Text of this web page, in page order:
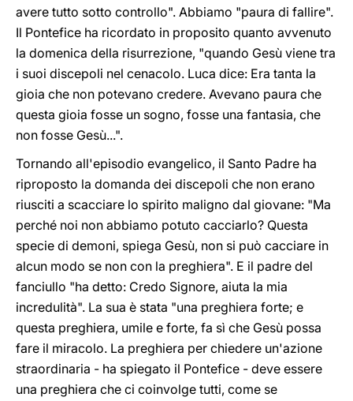
avere tutto sotto controllo". Abbiamo "paura di fallire".
Il Pontefice ha ricordato in proposito quanto avvenuto
la domenica della risurrezione, "quando Gesù viene tra
i suoi discepoli nel cenacolo. Luca dice: Era tanta la
gioia che non potevano credere. Avevano paura che
questa gioia fosse un sogno, fosse una fantasia, che
non fosse Gesù...".
Tornando all'episodio evangelico, il Santo Padre ha
riproposto la domanda dei discepoli che non erano
riusciti a scacciare lo spirito maligno dal giovane: "Ma
perché noi non abbiamo potuto cacciarlo? Questa
specie di demoni, spiega Gesù, non si può cacciare in
alcun modo se non con la preghiera". E il padre del
fanciullo "ha detto: Credo Signore, aiuta la mia
incredulità". La sua è stata "una preghiera forte; e
questa preghiera, umile e forte, fa sì che Gesù possa
fare il miracolo. La preghiera per chiedere un'azione
straordinaria - ha spiegato il Pontefice - deve essere
una preghiera che ci coinvolge tutti, come se